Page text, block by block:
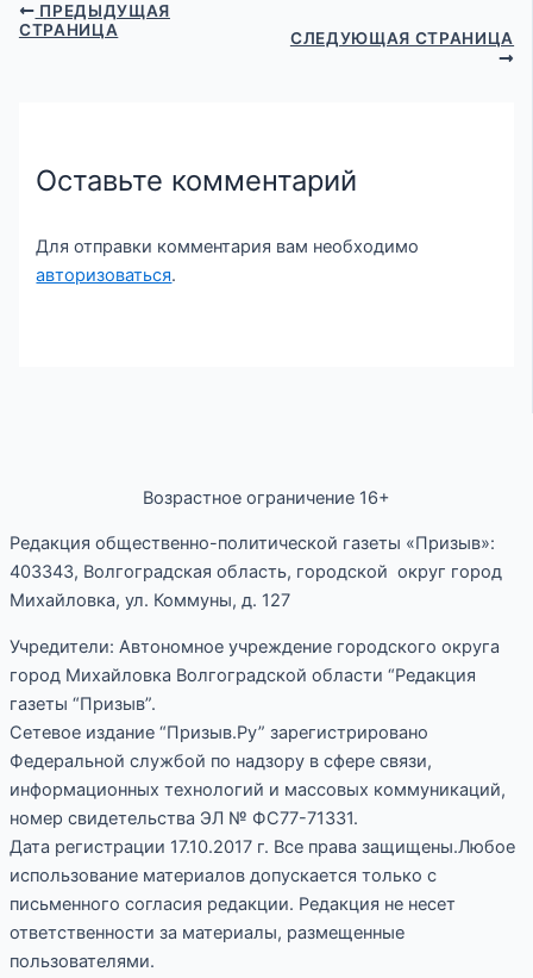
ПРЕДЫДУЩАЯ
СТРАНИЦА
СЛЕДУЮЩАЯ СТРАНИЦА
Оставьте комментарий
Для отправки комментария вам необходимо
авторизоваться.
Возрастное ограничение 16+
Редакция общественно-политической газеты «Призыв»:
403343, Волгоградская область, городской округ город
Михайловка, ул. Коммуны, д. 127
Учредители: Автономное учреждение городского округа
город Михайловка Волгоградской области “Редакция
газеты “Призыв”.
Сетевое издание “Призыв.Ру” зарегистрировано
Федеральной службой по надзору в сфере связи,
информационных технологий и массовых коммуникаций,
номер свидетельства ЭЛ № ФС77-71331.
Дата регистрации 17.10.2017 г. Все права защищены.Любое
использование материалов допускается только с
письменного согласия редакции. Редакция не несет
ответственности за материалы, размещенные
пользователями.